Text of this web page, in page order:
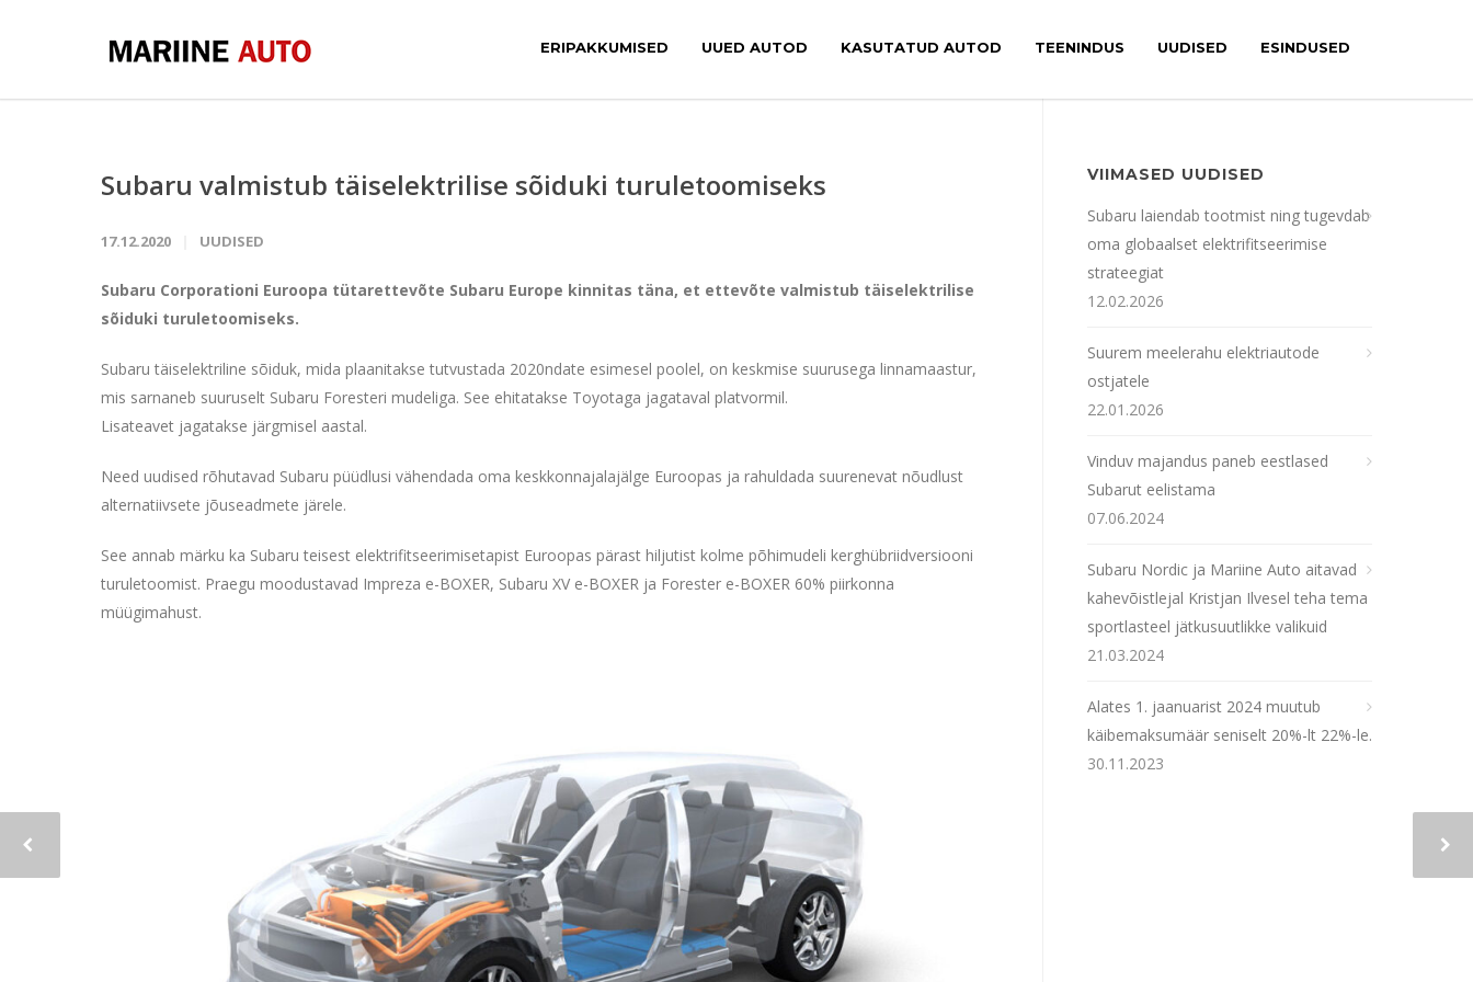
ERIPAKKUMISED UUED AUTOD KASUTATUD AUTOD TEENINDUS UUDISED ESINDUSED
Subaru valmistub täiselektrilise sõiduki turuletoomiseks
17.12.2020 UUDISED
Subaru Corporationi Euroopa tütarettevõte Subaru Europe kinnitas täna, et ettevõte valmistub täiselektrilise
sõiduki turuletoomiseks.
Subaru täiselektriline sõiduk, mida plaanitakse tutvustada 2020ndate esimesel poolel, on keskmise suurusega linnamaastur,
mis sarnaneb suuruselt Subaru Foresteri mudeliga. See ehitatakse Toyotaga jagataval platvormil.
Lisateavet jagatakse järgmisel aastal.
Need uudised rõhutavad Subaru püüdlusi vähendada oma keskkonnajalajälge Euroopas ja rahuldada suurenevat nõudlust
alternatiivsete jõuseadmete järele.
See annab märku ka Subaru teisest elektrifitseerimisetapist Euroopas pärast hiljutist kolme põhimudeli kerghübriidversiooni
turuletoomist. Praegu moodustavad Impreza e-BOXER, Subaru XV e-BOXER ja Forester e-BOXER 60% piirkonna
müügimahust.
VIIMASED UUDISED
Subaru laiendab tootmist ning tugevdab
oma globaalset elektrifitseerimise
strateegiat
12.02.2026
Suurem meelerahu elektriautode
ostjatele
22.01.2026
Vinduv majandus paneb eestlased
Subarut eelistama
07.06.2024
Subaru Nordic ja Mariine Auto aitavad
kahevõistlejal Kristjan Ilvesel teha tema
sportlasteel jätkusuutlikke valikuid
21.03.2024
Alates 1. jaanuarist 2024 muutub
käibemaksumäär seniselt 20%-lt 22%-le.
30.11.2023